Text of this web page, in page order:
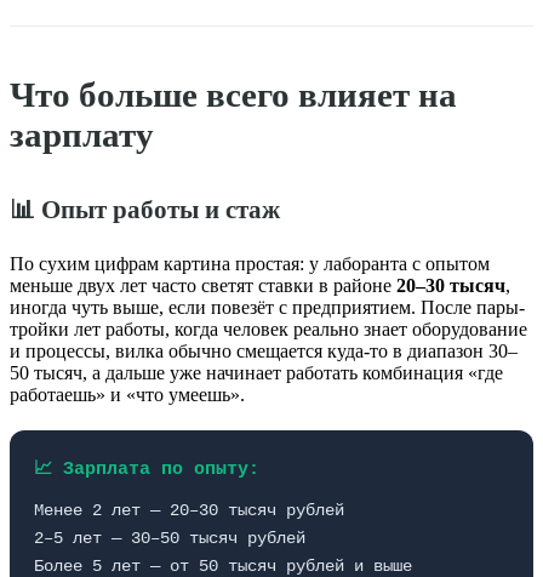
Что больше всего влияет на
зарплату
📊 Опыт работы и стаж
По сухим цифрам картина простая: у лаборанта с опытом
меньше двух лет часто светят ставки в районе 20–30 тысяч,
иногда чуть выше, если повезёт с предприятием. После пары-
тройки лет работы, когда человек реально знает оборудование
и процессы, вилка обычно смещается куда-то в диапазон 30–
50 тысяч, а дальше уже начинает работать комбинация «где
работаешь» и «что умеешь».
📈 Зарплата по опыту:
Менее 2 лет — 20–30 тысяч рублей
2–5 лет — 30–50 тысяч рублей
Более 5 лет — от 50 тысяч рублей и выше